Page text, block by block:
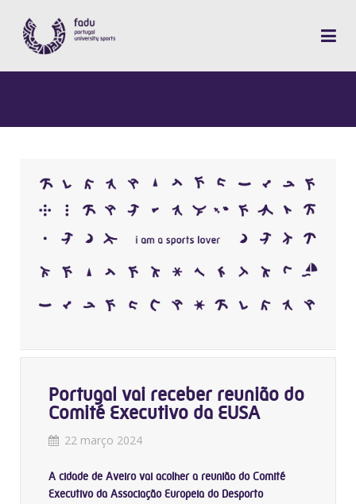
Portugal vai receber reunião do
Comité Executivo da EUSA
22 março 2024
A cidade de Aveiro vai acolher a reunião do Comité
Executivo da Associação Europeia do Desporto